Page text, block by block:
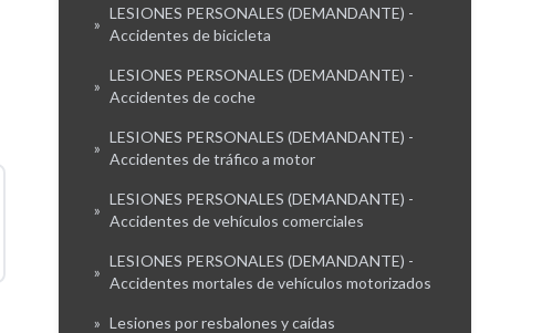
»
LESIONES PERSONALES (DEMANDANTE) -
Accidentes de bicicleta
»
LESIONES PERSONALES (DEMANDANTE) -
Accidentes de coche
»
LESIONES PERSONALES (DEMANDANTE) -
Accidentes de tráfico a motor
»
LESIONES PERSONALES (DEMANDANTE) -
Accidentes de vehículos comerciales
»
LESIONES PERSONALES (DEMANDANTE) -
Accidentes mortales de vehículos motorizados
» Lesiones por resbalones y caídas